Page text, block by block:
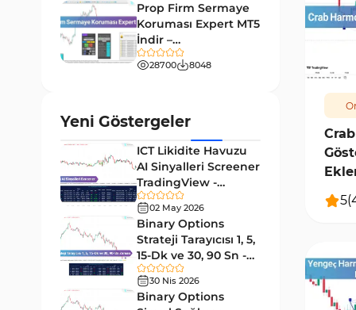
5(
Grafik ve Klasik MT4
Göstergeleri
48
Momentum MT4 Göstergeleri
Göstergeleri
Forward Piyasası MT4
Göstergeleri
Döngüler MT4 Göstergeleri
Arz ve Talep MT4 Göstergeleri
Kırılma MT4 Göstergeleri 95
Likidite MT4 Göstergeleri
Prop Firm Sermaye
Koruması Expert MT5
İndir –
[TradingFinder]
28700 8048
Yeni Göstergeler
ICT Likidite Havuzu
AI Sinyalleri Screener
TradingView -
[TradingFinder]
Ücretsiz
02 May 2026
Binary Options
Strateji Tarayıcısı 1, 5,
15-Dk ve 30, 90 Sn -
[TradingFinder]
30 Nis 2026
Binary Options